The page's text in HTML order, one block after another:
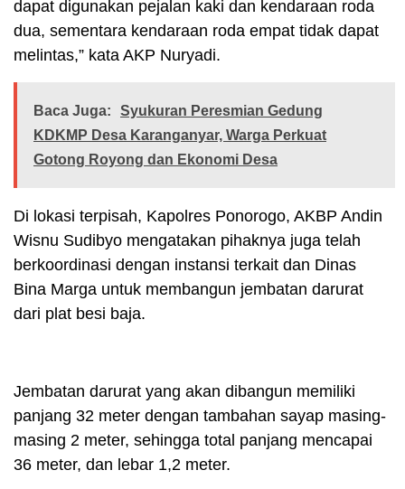
dapat digunakan pejalan kaki dan kendaraan roda
dua, sementara kendaraan roda empat tidak dapat
melintas,” kata AKP Nuryadi.
Baca Juga:
Syukuran Peresmian Gedung
KDKMP Desa Karanganyar, Warga Perkuat
Gotong Royong dan Ekonomi Desa
Di lokasi terpisah, Kapolres Ponorogo, AKBP Andin
Wisnu Sudibyo mengatakan pihaknya juga telah
berkoordinasi dengan instansi terkait dan Dinas
Bina Marga untuk membangun jembatan darurat
dari plat besi baja.
Jembatan darurat yang akan dibangun memiliki
panjang 32 meter dengan tambahan sayap masing-
masing 2 meter, sehingga total panjang mencapai
36 meter, dan lebar 1,2 meter.